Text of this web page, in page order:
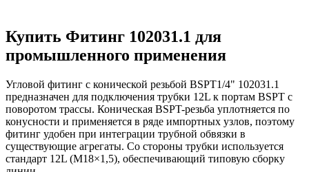
Купить Фитинг 102031.1 для
промышленного применения
Угловой фитинг с конической резьбой BSPT1/4" 102031.1
предназначен для подключения трубки 12L к портам BSPT с
поворотом трассы. Коническая BSPT-резьба уплотняется по
конусности и применяется в ряде импортных узлов, поэтому
фитинг удобен при интеграции трубной обвязки в
существующие агрегаты. Со стороны трубки используется
стандарт 12L (М18×1,5), обеспечивающий типовую сборку